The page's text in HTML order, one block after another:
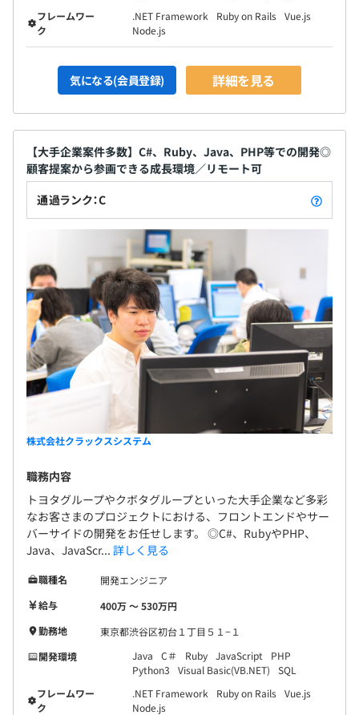
フレームワー
ク
.NET Framework Ruby on Rails Vue.js
Node.js
気になる(会員登録) 詳細を見る
【大手企業案件多数】C#、Ruby、Java、PHP等での開発◎
顧客提案から参画できる成長環境／リモート可
通過ランク：C
株式会社クラックスシステム
職務内容
トヨタグループやクボタグループといった大手企業など多彩
なお客さまのプロジェクトにおける、フロントエンドやサー
バーサイドの開発をお任せします。 ◎C#、RubyやPHP、
Java、JavaScr... 詳しく見る
職種名
開発エンジニア
給与
400万 〜 530万円
勤務地
東京都渋谷区初台１丁目５１−１
開発環境
Java C＃ Ruby JavaScript
PHP
Python3
Visual Basic(VB.NET)
SQL
フレームワー
ク
.NET Framework Ruby on Rails Vue.js
Node.js